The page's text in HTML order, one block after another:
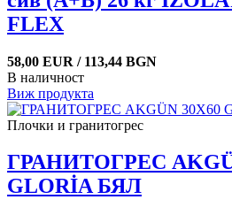
FLEX
58,00 EUR / 113,44 BGN
В наличност
Виж продукта
Плочки и гранитогрес
ГРАНИТОГРЕС
GLORİA БЯЛ